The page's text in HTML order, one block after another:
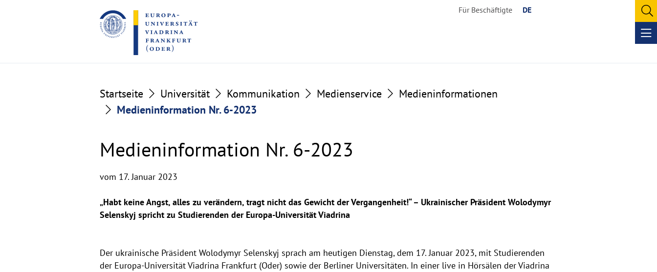
to
the
content
to
the
footer
Für Beschäftigte DE
Startseite Universität Kommunikation Medienservice
Medieninformationen
Medieninformation Nr. 6-2023
Medieninformation Nr. 6-2023
vom 17. Januar 2023
„Habt keine Angst, alles zu verändern, tragt nicht das Gewicht der Vergangenheit!“ – Ukrainischer Präsident Wolodymyr
Selenskyj spricht zu Studierenden der Europa-Universität Viadrina
Der ukrainische Präsident Wolodymyr Selenskyj sprach am heutigen Dienstag, dem 17. Januar 2023, mit Studierenden
der Europa-Universität Viadrina Frankfurt (Oder) sowie der Berliner Universitäten. In einer live in Hörsälen der Viadrina